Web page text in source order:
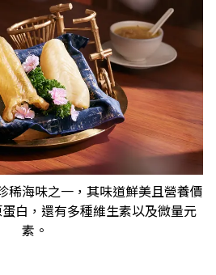
海味之一，其味道鮮美且營養價
白，還有多種維生素以及微量元
素。